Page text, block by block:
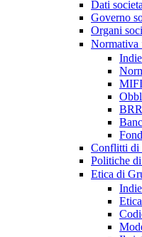
Dati
Governo
Organi
Normativa
Conflitti di
Politiche
Etica di